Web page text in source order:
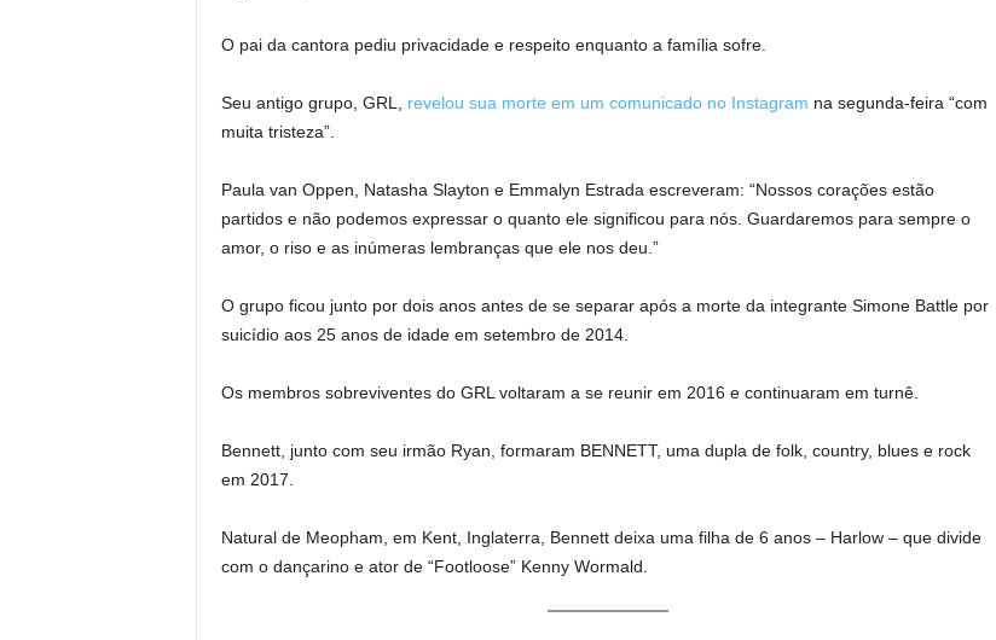
O pai da cantora pediu privacidade e respeito enquanto a família sofre.
Seu antigo grupo, GRL, revelou sua morte em um comunicado no Instagram na segunda-feira “com
muita tristeza”.
Paula van Oppen, Natasha Slayton e Emmalyn Estrada escreveram: “Nossos corações estão
partidos e não podemos expressar o quanto ele significou para nós. Guardaremos para sempre o
amor, o riso e as inúmeras lembranças que ele nos deu.”
O grupo ficou junto por dois anos antes de se separar após a morte da integrante Simone Battle por
suicídio aos 25 anos de idade em setembro de 2014.
Os membros sobreviventes do GRL voltaram a se reunir em 2016 e continuaram em turnê.
Bennett, junto com seu irmão Ryan, formaram BENNETT, uma dupla de folk, country, blues e rock
em 2017.
Natural de Meopham, em Kent, Inglaterra, Bennett deixa uma filha de 6 anos – Harlow – que divide
com o dançarino e ator de “Footloose” Kenny Wormald.